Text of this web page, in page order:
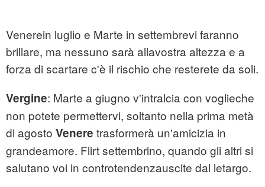
Venerein luglio e Marte in settembrevi faranno
brillare, ma nessuno sarà allavostra altezza e a
forza di scartare c'è il rischio che resterete da soli.
Vergine: Marte a giugno v'intralcia con voglieche
non potete permettervi, soltanto nella prima metà
di agosto Venere trasformerà un'amicizia in
grandeamore. Flirt settembrino, quando gli altri si
salutano voi in controtendenzauscite dal letargo.